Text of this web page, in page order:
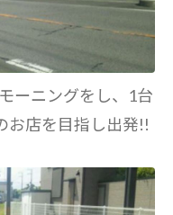
ーニングをし、1台
お店を目指し出発!!